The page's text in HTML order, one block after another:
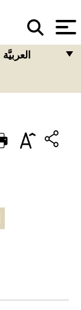
العربيَّة
PORTUGUÊS